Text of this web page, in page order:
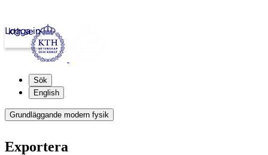
kth.se
Logga in
Sök
English
Grundläggande modern fysik
Exportera